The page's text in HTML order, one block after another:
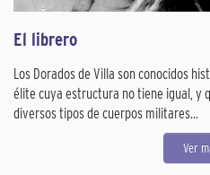
El librero
Los Dorados de Villa son conocidos
élite cuya estructura no tiene igual, y
diversos tipos de cuerpos militares...
Ver